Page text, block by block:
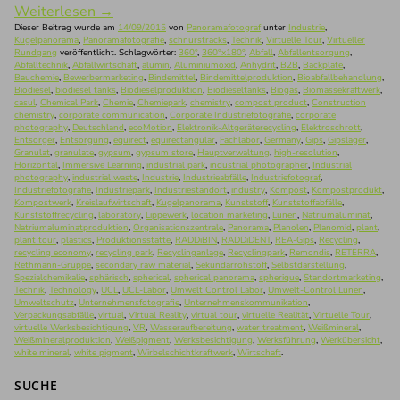
Weiterlesen →
Dieser Beitrag wurde am 14/09/2015 von Panoramafotografunter Industrie,
Kugelpanorama, Panoramafotografie, schnurstracks, Technik, Virtuelle Tour, Virtueller
Rundgang veröffentlicht. Schlagwörter: 360°, 360°x180°, Abfall, Abfallentsorgung,
Abfalltechnik, Abfallwirtschaft, alumin, Aluminiumoxid, Anhydrit, B2B, Backplate,
Bauchemie, Bewerbermarketing, Bindemittel, Bindemittelproduktion, Bioabfallbehandlung,
Biodiesel, biodiesel tanks, Biodieselproduktion, Biodieseltanks, Biogas, Biomassekraftwerk,
casul, Chemical Park, Chemie, Chemiepark, chemistry, compost product, Construction
chemistry, corporate communication, Corporate Industriefotografie, corporate
photography, Deutschland, ecoMotion, Elektronik-Altgeräterecycling, Elektroschrott,
Entsorger, Entsorgung, equirect, equirectangular, Fachlabor, Germany, Gips, Gipslager,
Granulat, granulate, gypsum, gypsum store, Hauptverwaltung, high-resolution,
Horizontal, Immersive Learning, industrial park, industrial photographer, Industrial
photography, industrial waste, Industrie, Industrieabfälle, Industriefotograf,
Industriefotografie, Industriepark, Industriestandort, industry, Kompost, Kompostprodukt,
Kompostwerk, Kreislaufwirtschaft, Kugelpanorama, Kunststoff, Kunststoffabfälle,
Kunststoffrecycling, laboratory, Lippewerk, location marketing, Lünen, Natriumaluminat,
Natriumaluminatproduktion, Organisationszentrale, Panorama, Planolen, Planomid, plant,
plant tour, plastics, Produktionsstätte, RADDiBIN, RADDiDENT, REA-Gips, Recycling,
recycling economy, recycling park, Recyclinganlage, Recyclingpark, Remondis, RETERRA,
Rethmann-Gruppe, secondary raw material, Sekundärrohstoff, Selbstdarstellung,
Spezialchemikalie, sphärisch, spherical, spherical panorama, spherique, Standortmarketing,
Technik, Technology, UCL, UCL-Labor, Umwelt Control Labor, Umwelt-Control Lünen,
Umweltschutz, Unternehmensfotografie, Unternehmenskommunikation,
Verpackungsabfälle, virtual, Virtual Reality, virtual tour, virtuelle Realität, Virtuelle Tour,
virtuelle Werksbesichtigung, VR, Wasseraufbereitung, water treatment, Weißmineral,
Weißmineralproduktion, Weißpigment, Werksbesichtigung, Werksführung, Werkübersicht,
white mineral, white pigment, Wirbelschichtkraftwerk, Wirtschaft.
SUCHE